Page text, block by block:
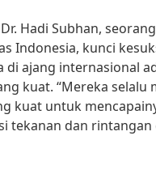
Hadi Subhan,
Indonesia, kunci
di ajang internasional
kuat. “Mereka selalu
kuat untuk
tekanan dan rintangan